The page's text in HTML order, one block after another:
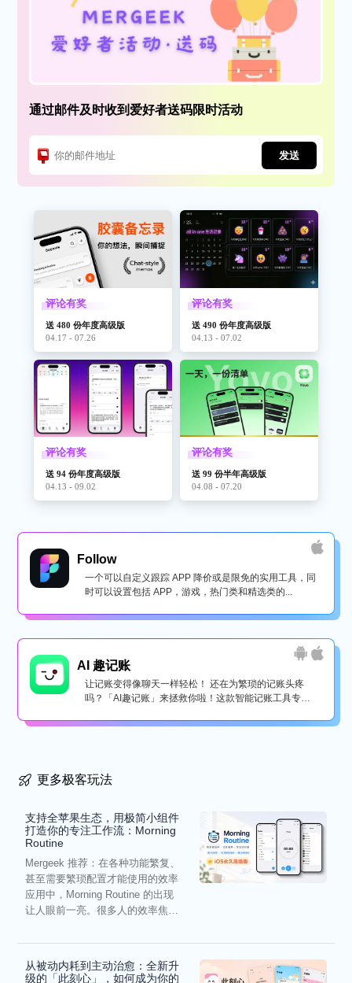
通过邮件及时收到爱好者送码限时活动
发送
评论有奖
送 480 份年度高级版
04.17 - 07.26
评论有奖
送 490 份年度高级版
04.13 - 07.02
评论有奖
送 94 份年度高级版
04.13 - 09.02
评论有奖
送 99 份半年高级版
04.08 - 07.20
Follow
一个可以自定义跟踪 APP 降价或是限免的实用工具，同
时可以设置包括 APP，游戏，热门类和精选类的...
AI 趣记账
让记账变得像聊天一样轻松！ 还在为繁琐的记账头疼
吗？「AI趣记账」来拯救你啦！这款智能记账工具专为
更多极客玩法
支持全苹果生态，用极简小组件
打造你的专注工作流：Morning
Routine
Mergeek 推荐：在各种功能繁复、
甚至需要繁琐配置才能使用的效率
应用中，Morning Routine 的出现
让人眼前一亮。很多人的效率焦
从被动内耗到主动治愈：全新升
级的「此刻心」，如何成为你的